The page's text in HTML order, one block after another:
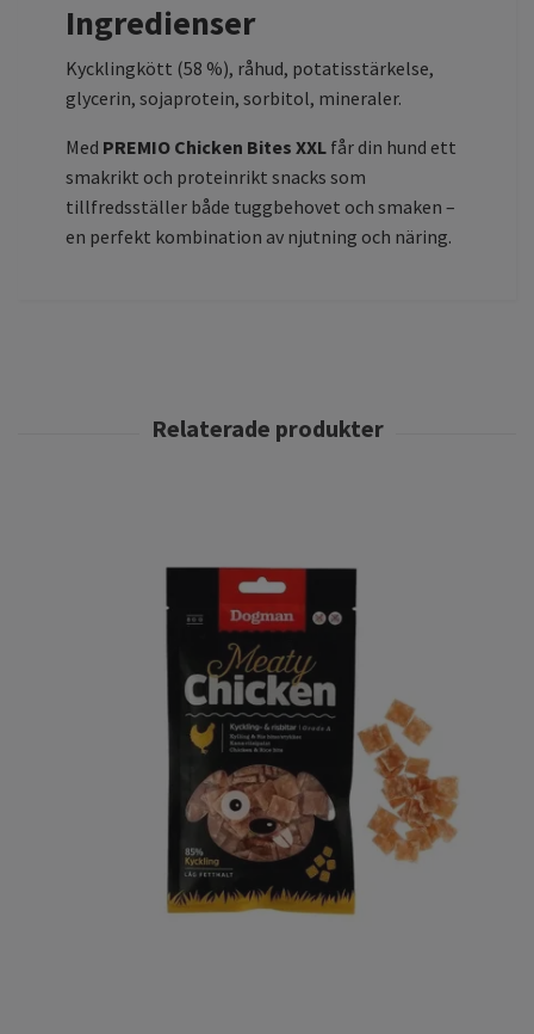
Ingredienser
Kycklingkött (58 %), råhud, potatisstärkelse,
glycerin, sojaprotein, sorbitol, mineraler.
Med PREMIO Chicken Bites XXL får din hund ett
smakrikt och proteinrikt snacks som
tillfredsställer både tuggbehovet och smaken –
en perfekt kombination av njutning och näring.